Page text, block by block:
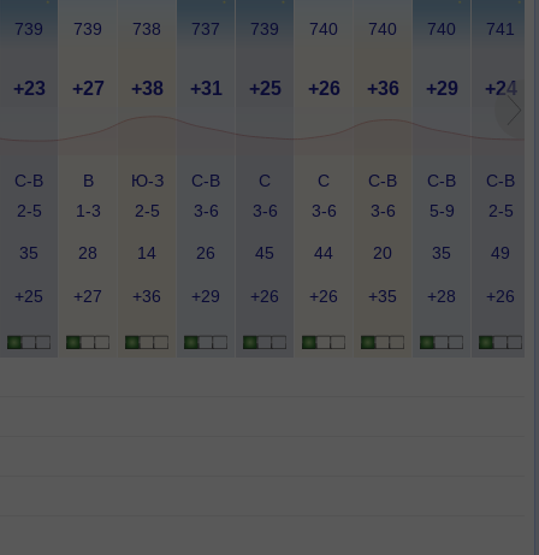
739 739 738 737 739 740 740 740 741
+23 +27 +38 +31 +25 +26 +36 +29 +24
С-В
2-5
В
1-3
Ю-З
2-5
С-В
3-6
С
3-6
С
3-6
С-В
3-6
С-В
5-9
С-В
2-5
35 28 14 26 45 44 20 35 49
+25 +27 +36 +29 +26 +26 +35 +28 +26